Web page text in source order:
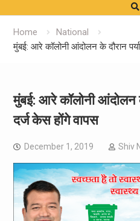
Home
National
मुंबई: आरे कॉलोनी आंदोलन के दौरान
मुंबई: आरे कॉलोनी आंदोलन के
दर्ज केस होंगे वापस
December 1, 2019 Shiv